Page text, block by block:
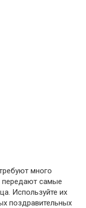
много
передают самые
Используйте их
поздравительных